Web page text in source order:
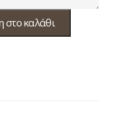
στο καλάθι